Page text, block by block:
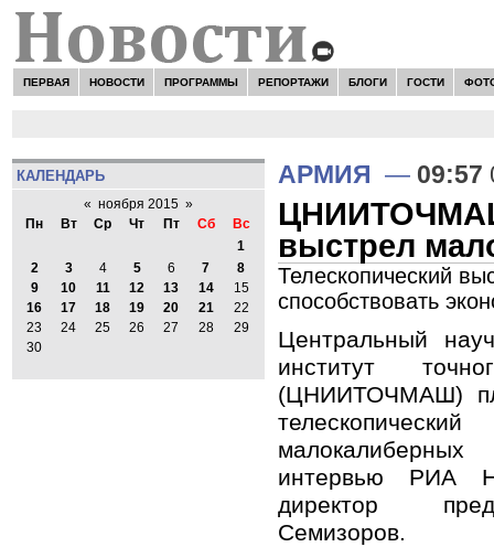
ПЕРВАЯ НОВОСТИ ПРОГРАММЫ РЕПОРТАЖИ БЛОГИ ГОСТИ
КАЛЕНДАРЬ
« ноября 2015 »
Пн
Вт Ср Чт Пт Сб
Вс
1
2
3 4 5 6 7
8
9
10 11 12 13 14
15
16
17 18 19 20 21
22
23
24 25 26 27 28
29
30
АРМИЯ — 09:57
ЦНИИТОЧМАШ
выстрел
Телескопический
способствовать
Центральный
институт
(ЦНИИТОЧМАШ)
интервью РИА
директор
Семизоров.